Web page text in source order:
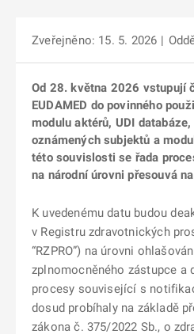
Zveřejněno: 15. 5. 2026 |
Od 28. května 2026 vstupují
EUDAMED do povinného
modulu aktérů, UDI
oznámených subjektů a
této souvislosti se řada
na národní úrovni přesouvá
K uvedenému datu budou
v Registru zdravotnických
“RZPRO”) na úrovni
zplnomocněného zástupce a
procesy související s
dosud probíhaly na základě
zákona č. 375/2022 Sb., o